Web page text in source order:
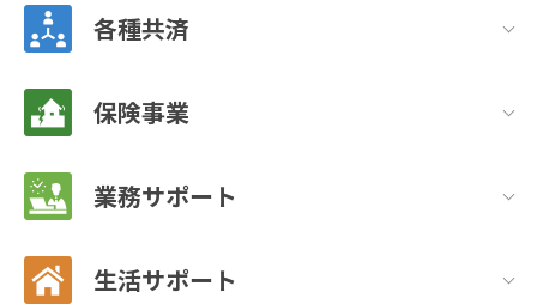
各種共済
保険事業
業務サポート
生活サポート